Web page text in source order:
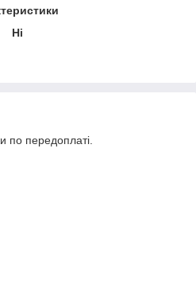
Ні
по передоплаті.